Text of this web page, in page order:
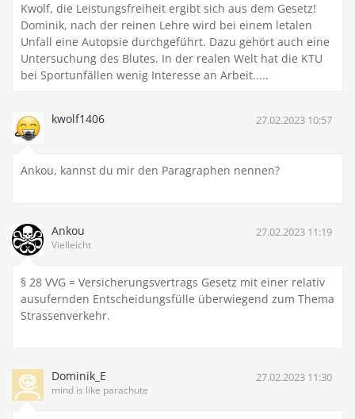
Kwolf, die Leistungsfreiheit ergibt sich aus dem Gesetz!
Dominik, nach der reinen Lehre wird bei einem letalen
Unfall eine Autopsie durchgeführt. Dazu gehört auch eine
Untersuchung des Blutes. In der realen Welt hat die KTU
bei Sportunfällen wenig Interesse an Arbeit.....
kwolf1406 27.02.2023 10:57
Ankou, kannst du mir den Paragraphen nennen?
Ankou
Vielleicht
27.02.2023 11:19
§ 28 VVG = Versicherungsvertrags Gesetz mit einer relativ
ausufernden Entscheidungsfülle überwiegend zum Thema
Strassenverkehr.
Dominik_E
mind is like parachute
27.02.2023 11:30